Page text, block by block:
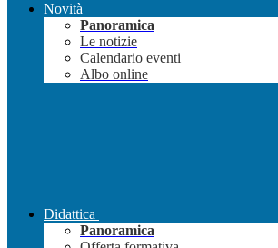
Novità
Panoramica
Le notizie
Calendario eventi
Albo online
Didattica
Panoramica